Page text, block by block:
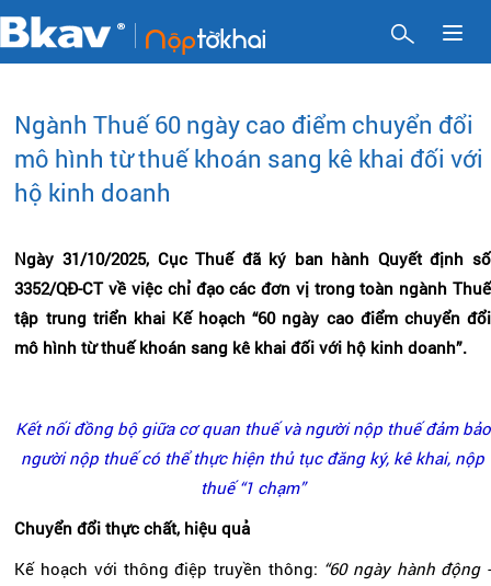
Ngành Thuế 60 ngày cao điểm chuyển đổi
mô hình từ thuế khoán sang kê khai đối với
hộ kinh doanh
Ngày 31/10/2025, Cục Thuế đã ký ban hành Quyết định số
3352/QĐ-CT về việc chỉ đạo các đơn vị trong toàn ngành Thuế
tập trung triển khai Kế hoạch “60 ngày cao điểm chuyển đổi
mô hình từ thuế khoán sang kê khai đối với hộ kinh doanh”.
Kết nối đồng bộ giữa cơ quan thuế và người nộp thuế đảm bảo
người nộp thuế có thể thực hiện thủ tục đăng ký, kê khai, nộp
thuế “1 chạm”
Chuyển đổi thực chất, hiệu quả
Kế hoạch với thông điệp truyền thông: “60 ngày hành động -